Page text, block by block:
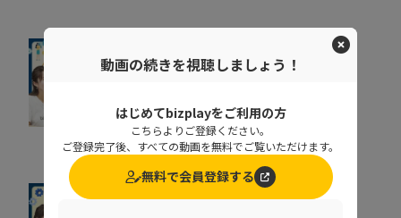
09:28
改善アイデアが止まる会
の違いを生む仕組み...
アステリア株式会社
動画の続きを視聴しましょう！
はじめてbizplayをご利用の方
こちらよりご登録ください。
ご登録完了後、すべての動画を無料でご覧いただけます。
無料で会員登録する